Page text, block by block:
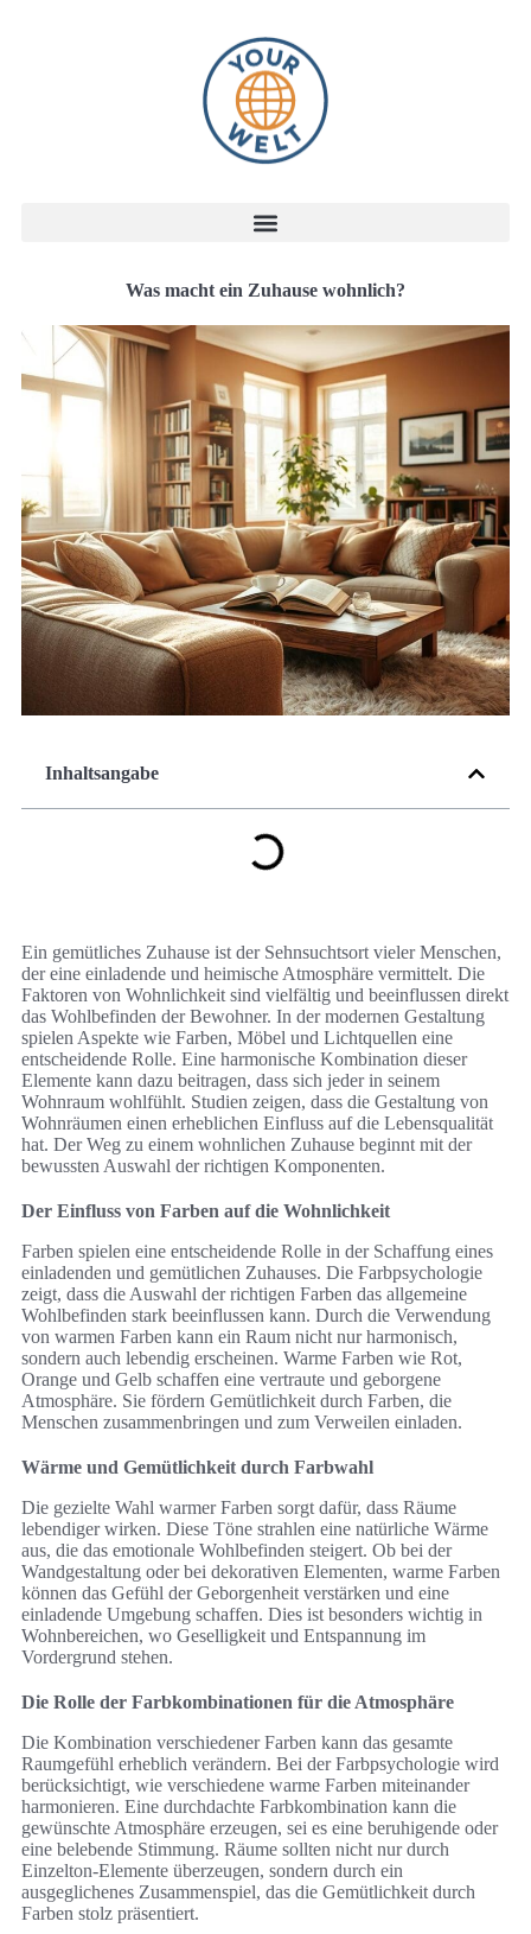
Was macht ein Zuhause wohnlich?
Inhaltsangabe
Ein gemütliches Zuhause ist der Sehnsuchtsort vieler Menschen,
der eine einladende und heimische Atmosphäre vermittelt. Die
Faktoren von Wohnlichkeit sind vielfältig und beeinflussen direkt
das Wohlbefinden der Bewohner. In der modernen Gestaltung
spielen Aspekte wie Farben, Möbel und Lichtquellen eine
entscheidende Rolle. Eine harmonische Kombination dieser
Elemente kann dazu beitragen, dass sich jeder in seinem
Wohnraum wohlfühlt. Studien zeigen, dass die Gestaltung von
Wohnräumen einen erheblichen Einfluss auf die Lebensqualität
hat. Der Weg zu einem wohnlichen Zuhause beginnt mit der
bewussten Auswahl der richtigen Komponenten.
Der Einfluss von Farben auf die Wohnlichkeit
Farben spielen eine entscheidende Rolle in der Schaffung eines
einladenden und gemütlichen Zuhauses. Die Farbpsychologie
zeigt, dass die Auswahl der richtigen Farben das allgemeine
Wohlbefinden stark beeinflussen kann. Durch die Verwendung
von warmen Farben kann ein Raum nicht nur harmonisch,
sondern auch lebendig erscheinen. Warme Farben wie Rot,
Orange und Gelb schaffen eine vertraute und geborgene
Atmosphäre. Sie fördern Gemütlichkeit durch Farben, die
Menschen zusammenbringen und zum Verweilen einladen.
Wärme und Gemütlichkeit durch Farbwahl
Die gezielte Wahl warmer Farben sorgt dafür, dass Räume
lebendiger wirken. Diese Töne strahlen eine natürliche Wärme
aus, die das emotionale Wohlbefinden steigert. Ob bei der
Wandgestaltung oder bei dekorativen Elementen, warme Farben
können das Gefühl der Geborgenheit verstärken und eine
einladende Umgebung schaffen. Dies ist besonders wichtig in
Wohnbereichen, wo Geselligkeit und Entspannung im
Vordergrund stehen.
Die Rolle der Farbkombinationen für die Atmosphäre
Die Kombination verschiedener Farben kann das gesamte
Raumgefühl erheblich verändern. Bei der Farbpsychologie wird
berücksichtigt, wie verschiedene warme Farben miteinander
harmonieren. Eine durchdachte Farbkombination kann die
gewünschte Atmosphäre erzeugen, sei es eine beruhigende oder
eine belebende Stimmung. Räume sollten nicht nur durch
Einzelton-Elemente überzeugen, sondern durch ein
ausgeglichenes Zusammenspiel, das die Gemütlichkeit durch
Farben stolz präsentiert.